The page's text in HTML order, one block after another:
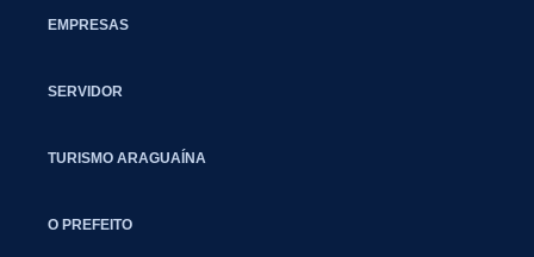
EMPRESAS
SERVIDOR
TURISMO ARAGUAÍNA
O PREFEITO